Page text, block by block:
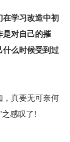
学习改造中初
是对自己的摧
什么时候受到过
，真要无可奈何
之感叹了!